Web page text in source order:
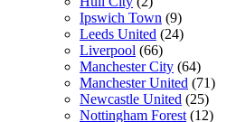
Ipswich Town (9)
Leeds United (24)
Liverpool (66)
Manchester City (64)
Manchester United (71)
Newcastle United (25)
Nottingham Forest (12)